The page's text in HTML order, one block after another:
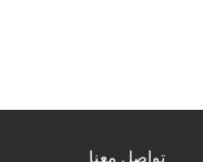
تواصل معنا